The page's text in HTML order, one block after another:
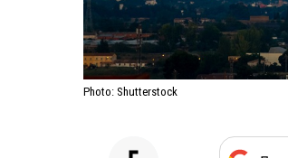
Photo: Shutterstock